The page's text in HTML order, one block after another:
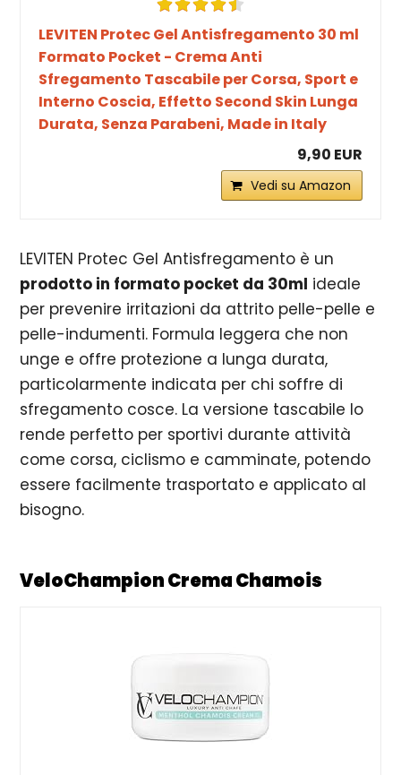
LEVITEN Protec Gel Antisfregamento 30 ml
Formato Pocket - Crema Anti
Sfregamento Tascabile per Corsa, Sport e
Interno Coscia, Effetto Second Skin Lunga
Durata, Senza Parabeni, Made in Italy
9,90 EUR
Vedi su Amazon
LEVITEN Protec Gel Antisfregamento è un
prodotto in formato pocket da 30ml ideale
per prevenire irritazioni da attrito pelle-pelle e
pelle-indumenti. Formula leggera che non
unge e offre protezione a lunga durata,
particolarmente indicata per chi soffre di
sfregamento cosce. La versione tascabile lo
rende perfetto per sportivi durante attività
come corsa, ciclismo e camminate, potendo
essere facilmente trasportato e applicato al
bisogno.
VeloChampion Crema Chamois